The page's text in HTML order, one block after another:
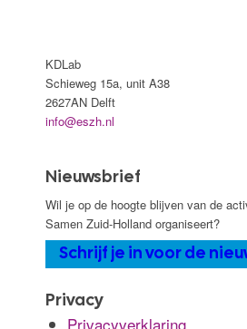
KDLab
Schieweg 15a, unit A38
2627AN Delft
info@eszh.nl
Nieuwsbrief
Wil je op de hoogte blijven van de
Samen Zuid-Holland organiseert?
Schrijf je in voor de
Privacy
Privacyverklaring